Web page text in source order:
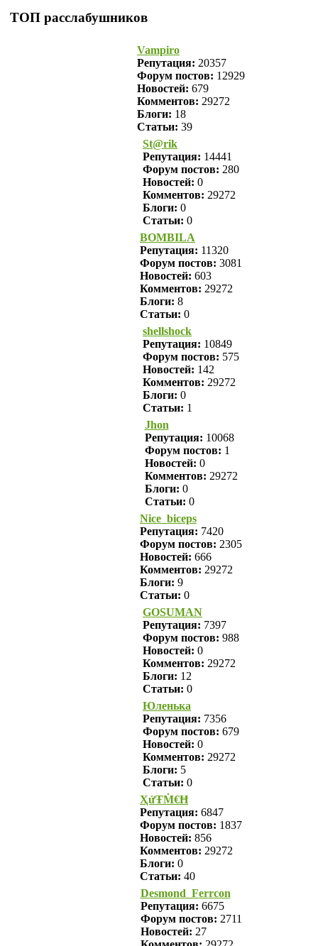
ТОП расслабушников
Vampiro
Репутация: 20357
Форум постов: 12929
Новостей: 679
Комментов: 29272
Блоги: 18
Статьи: 39
St@rik
Репутация: 14441
Форум постов: 280
Новостей: 0
Комментов: 29272
Блоги: 0
Статьи: 0
BOMBILA
Репутация: 11320
Форум постов: 3081
Новостей: 603
Комментов: 29272
Блоги: 8
Статьи: 0
shellshock
Репутация: 10849
Форум постов: 575
Новостей: 142
Комментов: 29272
Блоги: 0
Статьи: 1
Jhon
Репутация: 10068
Форум постов: 1
Новостей: 0
Комментов: 29272
Блоги: 0
Статьи: 0
Nice_biceps
Репутация: 7420
Форум постов: 2305
Новостей: 666
Комментов: 29272
Блоги: 9
Статьи: 0
GOSUMAN
Репутация: 7397
Форум постов: 988
Новостей: 0
Комментов: 29272
Блоги: 12
Статьи: 0
Юленька
Репутация: 7356
Форум постов: 679
Новостей: 0
Комментов: 29272
Блоги: 5
Статьи: 0
ҲửŦṀ€Ħ
Репутация: 6847
Форум постов: 1837
Новостей: 856
Комментов: 29272
Блоги: 0
Статьи: 40
Desmond_Ferrcon
Репутация: 6675
Форум постов: 2711
Новостей: 27